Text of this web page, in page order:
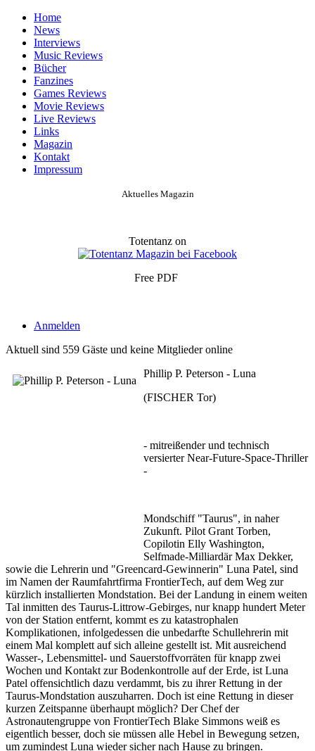
Home
News
Interviews
Music Reviews
Bücher
Fanzines
Games Reviews
Movie Reviews
Live Reviews
Links
Magazin
Kontakt
Impressum
Aktuelles Magazin
Totentanz on
Free PDF
Anmelden
Aktuell sind 559 Gäste und keine Mitglieder online
Phillip P. Peterson - Luna
(FISCHER Tor)
- mitreißender und technisch
versierter Near-Future-Space-Thriller
-
Mondschiff "Taurus", in naher
Zukunft. Pilot Grant Torben,
Copilotin Elly Washington,
Selfmade-Milliardär Max Dekker,
sowie die Lehrerin und "Greencard-Gewinnerin" Luna Patel, sind
im Namen der Raumfahrtfirma FrontierTech, auf dem Weg zur
kürzlich installierten Mondstation. Bei der Landung in einem weiten
Tal inmitten des Taurus-Littrow-Gebirges, nur knapp hundert Meter
von der Station entfernt, kommt es zu katastrophalen
Komplikationen, infolgedessen die unbedarfte Schullehrerin mit
einem Mal komplett auf sich alleine gestellt ist. Mit ausreichend
Wasser-, Lebensmittel- und Sauerstoffvorräten für knapp zwei
Wochen und Kontakt zur Bodenkontrolle auf der Erde, ist Luna
Patel offensichtlich dazu verdammt, bis zu ihrer Rettung in der
Taurus-Mondstation auszuharren. Doch ist eine Rettung in dieser
kurzen Zeitspanne überhaupt möglich? Der Chef der
Astronautengruppe von FrontierTech Blake Simmons weiß es
eigentlich besser, doch sie müssen alle Hebel in Bewegung setzen,
um zumindest Luna wieder sicher nach Hause zu bringen.